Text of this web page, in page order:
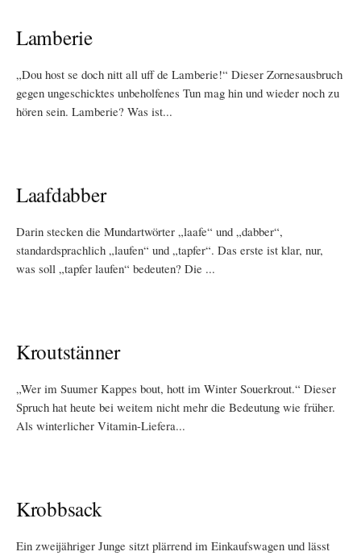
Lamberie
„Dou host se doch nitt all uff de Lamberie!“ Dieser Zornesausbruch
gegen ungeschicktes unbeholfenes Tun mag hin und wieder noch zu
hören sein. Lamberie? Was ist...
Laafdabber
Darin stecken die Mundartwörter „laafe“ und „dabber“,
standardsprachlich „laufen“ und „tapfer“. Das erste ist klar, nur,
was soll „tapfer laufen“ bedeuten? Die ...
Kroutstänner
„Wer im Suumer Kappes bout, hott im Winter Souerkrout.“ Dieser
Spruch hat heute bei weitem nicht mehr die Bedeutung wie früher.
Als winterlicher Vitamin-Liefera...
Krobbsack
Ein zweijähriger Junge sitzt plärrend im Einkaufswagen und lässt